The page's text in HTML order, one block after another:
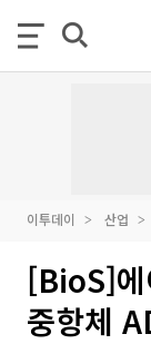
이투데이 산업
[BioS]에
중항체